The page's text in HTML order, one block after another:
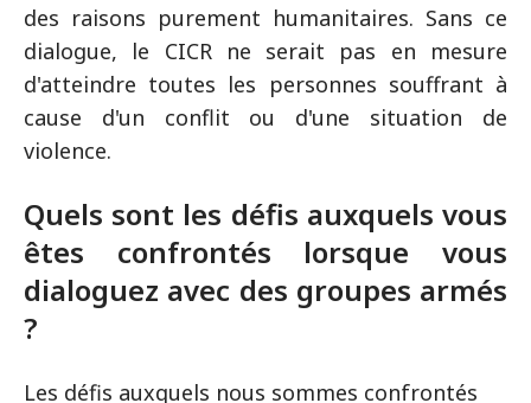
des raisons purement humanitaires. Sans ce
dialogue, le CICR ne serait pas en mesure
d'atteindre toutes les personnes souffrant à
cause d'un conflit ou d'une situation de
violence.
Quels sont les défis auxquels vous
êtes confrontés lorsque vous
dialoguez avec des groupes armés
?
Les défis auxquels nous sommes confrontés